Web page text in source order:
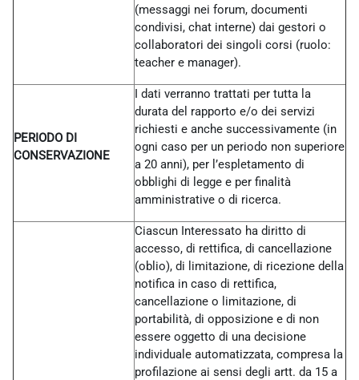
(messaggi nei forum, documenti
condivisi, chat interne) dai gestori o
collaboratori dei singoli corsi (ruolo:
teacher e manager).
PERIODO DI
CONSERVAZIONE
I dati verranno trattati per tutta la
durata del rapporto e/o dei servizi
richiesti e anche successivamente (in
ogni caso per un periodo non superiore
a 20 anni), per l’espletamento di
obblighi di legge e per finalità
amministrative o di ricerca.
Ciascun Interessato ha diritto di
accesso, di rettifica, di cancellazione
(oblio), di limitazione, di ricezione della
notifica in caso di rettifica,
cancellazione o limitazione, di
portabilità, di opposizione e di non
essere oggetto di una decisione
individuale automatizzata, compresa la
profilazione ai sensi degli artt. da 15 a